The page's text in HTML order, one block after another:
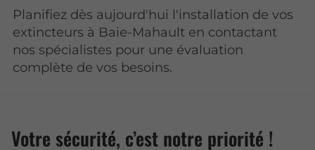
Planifiez dès aujourd'hui l'installation de vos
extincteurs à Baie-Mahault en contactant
nos spécialistes pour une évaluation
complète de vos besoins.
Votre sécurité, c’est notre priorité !